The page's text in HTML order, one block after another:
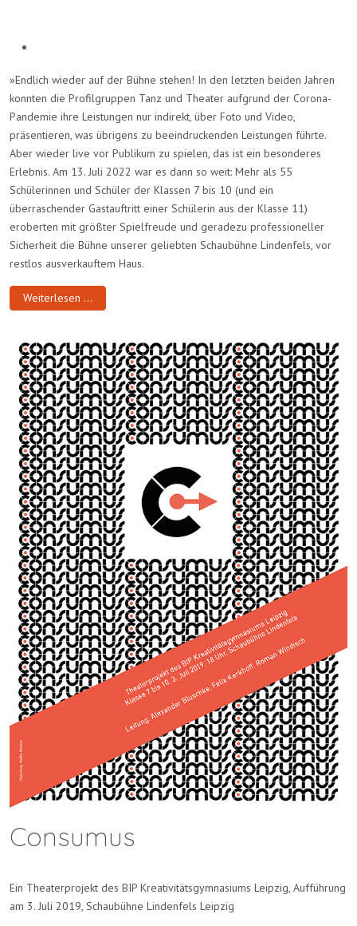
»Endlich wieder auf der Bühne stehen! In den letzten beiden Jahren
konnten die Profilgruppen Tanz und Theater aufgrund der Corona-
Pandemie ihre Leistungen nur indirekt, über Foto und Video,
präsentieren, was übrigens zu beeindruckenden Leistungen führte.
Aber wieder live vor Publikum zu spielen, das ist ein besonderes
Erlebnis. Am 13. Juli 2022 war es dann so weit: Mehr als 55
Schülerinnen und Schüler der Klassen 7 bis 10 (und ein
überraschender Gastauftritt einer Schülerin aus der Klasse 11)
eroberten mit größter Spielfreude und geradezu professioneller
Sicherheit die Bühne unserer geliebten Schaubühne Lindenfels, vor
restlos ausverkauftem Haus.
Weiterlesen …
Consumus
Ein Theaterprojekt des BIP Kreativitätsgymnasiums Leipzig, Aufführung
am 3. Juli 2019, Schaubühne Lindenfels Leipzig